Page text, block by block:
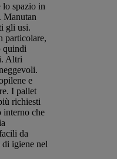
lo spazio in
Manutan
gli usi.
particolare,
quindi
Altri
e
I pallet
richiesti
interno che
da
di igiene nel